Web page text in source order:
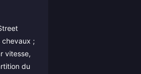
;
vitesse,
du